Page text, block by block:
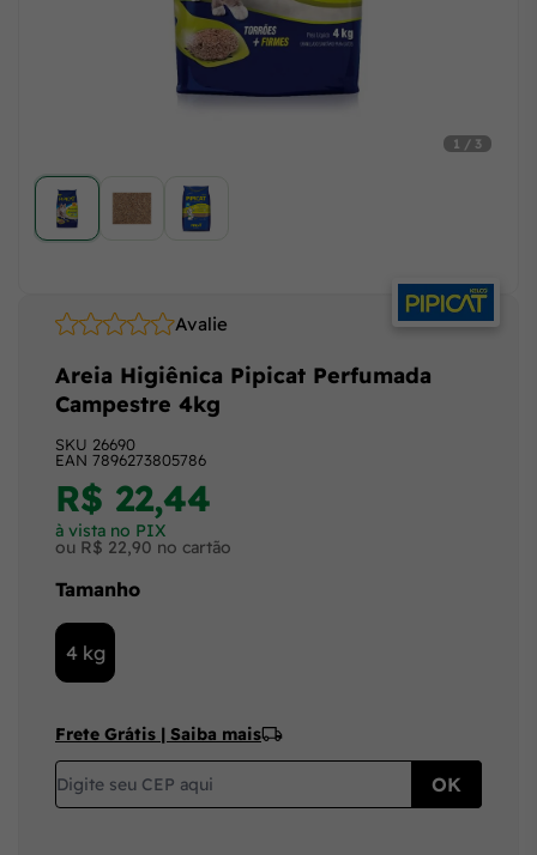
1 / 3
Avalie
SKU 26690
EAN 7896273805786
Areia Higiênica Pipicat Perfumada
Campestre 4kg
R$ 22,44
à vista no PIX
ou R$ 22,90 no cartão
Frete Grátis | Saiba mais
Tamanho
4 kg